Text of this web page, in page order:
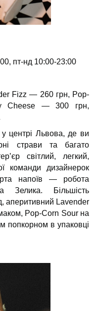
пт-нд 10:00-23:00
Fizz — 260 грн, Pop-
Cheese — 300 грн,
центрі Львова, де ви
страви та багато
світлий, легкий,
команди дизайнерок
напоїв — робота
Зелика. Більшість
аперитивний Lavender
Pop-Corn Sour на
попкорном в упаковці